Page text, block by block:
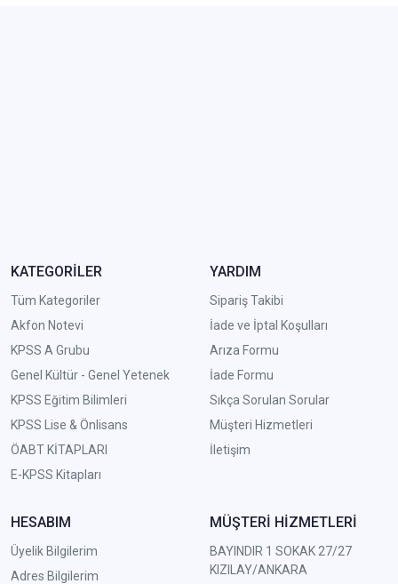
KATEGORİLER
Tüm Kategoriler
Akfon Notevi
KPSS A Grubu
Genel Kültür - Genel Yetenek
KPSS Eğitim Bilimleri
KPSS Lise & Önlisans
ÖABT KİTAPLARI
E-KPSS Kitapları
YARDIM
Sipariş Takibi
İade ve İptal Koşulları
Arıza Formu
İade Formu
Sıkça Sorulan Sorular
Müşteri Hizmetleri
İletişim
HESABIM
Üyelik Bilgilerim
Adres Bilgilerim
MÜŞTERİ HİZMETLERİ
BAYINDIR 1 SOKAK 27/27
KIZILAY/ANKARA